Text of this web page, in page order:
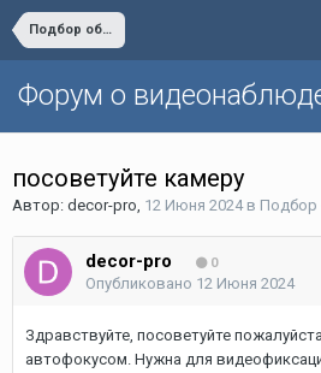
Подбор оборудования
Форум о
посоветуйте камеру
Автор: decor-pro, 12 Июня 2024в Подбор
decor-pro 0
Опубликовано 12 Июня 2024
Здравствуйте, посоветуйте
автофокусом. Нужна для